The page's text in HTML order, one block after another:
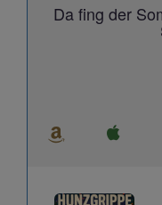
Da fing der